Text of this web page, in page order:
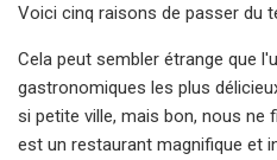
Voici cinq raisons de passer du
Cela peut sembler étrange que
gastronomiques les plus
si petite ville, mais bon, nous ne
est un restaurant magnifique et